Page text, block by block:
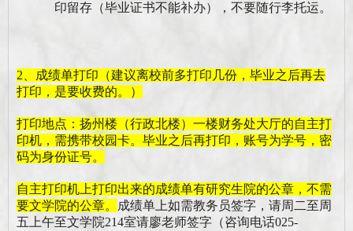
印留存（毕业证书不能补办），不要随行李托运。
2、成绩单打印（建议离校前多打印几份，毕业之后再去
打印 ，是要收费的。）
打印地点：扬州楼（行政北楼）一楼财务处大厅的自主打
印机，需携带校园卡。 毕业之后再打印，账号为学号，密
码为身份证号。
自主打印机上打印出来的成绩单有研究生院的公章，不需
要文学院的公章。
成绩单上如需教务员签字，请周二至周
五上午至文学院214室请廖老师签字 （咨询电话025-